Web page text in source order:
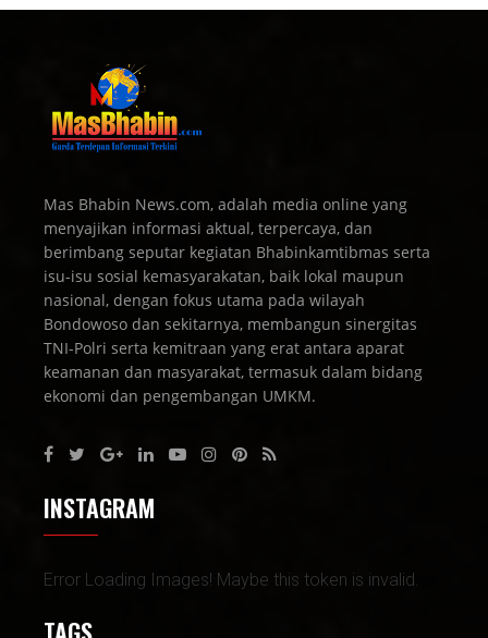
Mas Bhabin News.com, adalah media online yang
menyajikan informasi aktual, terpercaya, dan
berimbang seputar kegiatan Bhabinkamtibmas serta
isu-isu sosial kemasyarakatan, baik lokal maupun
nasional, dengan fokus utama pada wilayah
Bondowoso dan sekitarnya, membangun sinergitas
TNI-Polri serta kemitraan yang erat antara aparat
keamanan dan masyarakat, termasuk dalam bidang
ekonomi dan pengembangan UMKM.
INSTAGRAM
Error Loading Images! Maybe this token is invalid.